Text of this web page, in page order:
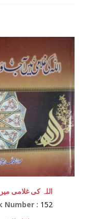
اللہ کی غلامی
Number : 152